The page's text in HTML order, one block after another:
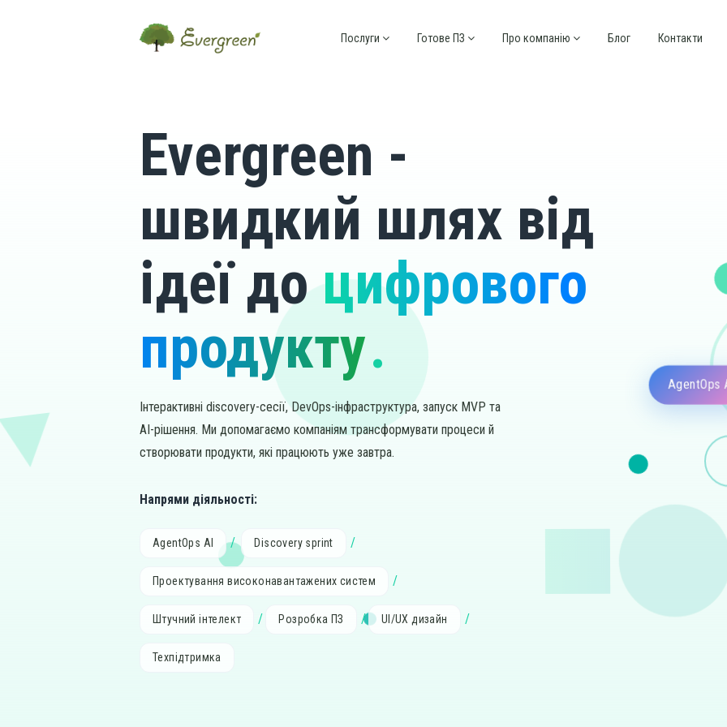
Послуги Готове ПЗ Про компанію Блог Контакти
Evergreen -
швидкий шлях від
ідеї доцифрового
продукту
Інтерактивні discovery-сесії, DevOps-інфраструктура, запуск MVP та
AI-рішення. Ми допомагаємо компаніям трансформувати процеси й
створювати продукти, які працюють уже завтра.
Напрями діяльності:
AgentOps AI Discovery sprint
Проектування високонавантажених систем
Штучний інтелект Розробка ПЗ UI/UX дизайн
Техпідтримка
AgentOps